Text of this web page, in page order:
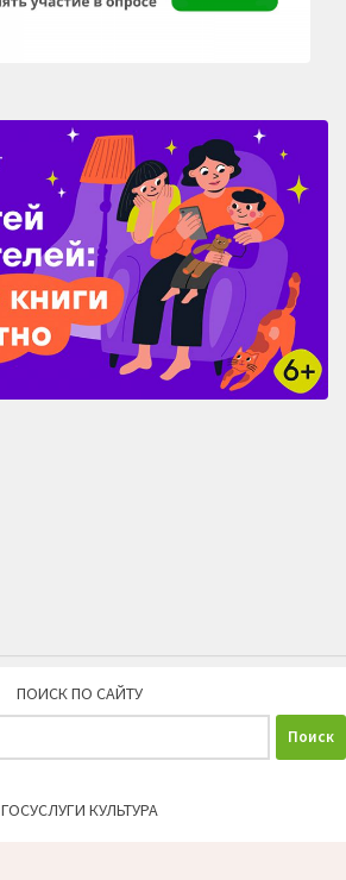
ПОИСК ПО САЙТУ
ГОСУСЛУГИ КУЛЬТУРА